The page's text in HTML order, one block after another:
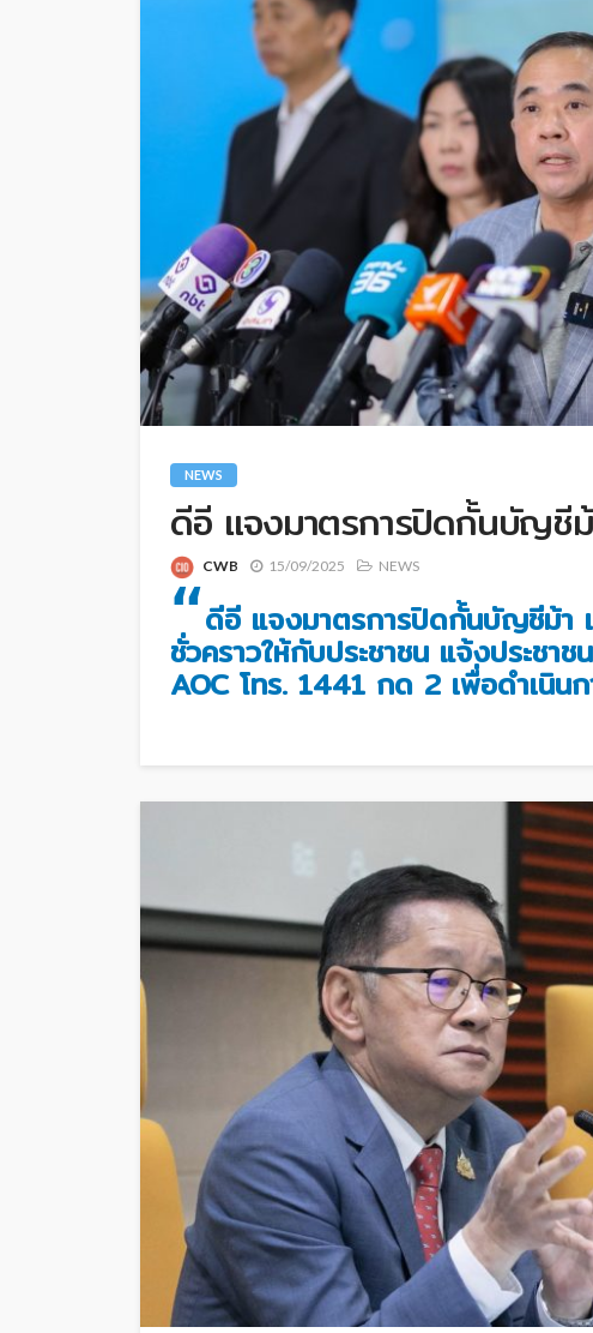
NEWS
ดีอี แจงมาตรการปิดกั้นบัญชี
CWB 15/09/2025 NEWS
“ดีอี แจงมาตรการปิดกั้นบัญชีม้า
ชั่วคราวให้กับประชาชน แจ้งประชา
AOC โทร. 1441 กด 2 เพื่อดำเนิน